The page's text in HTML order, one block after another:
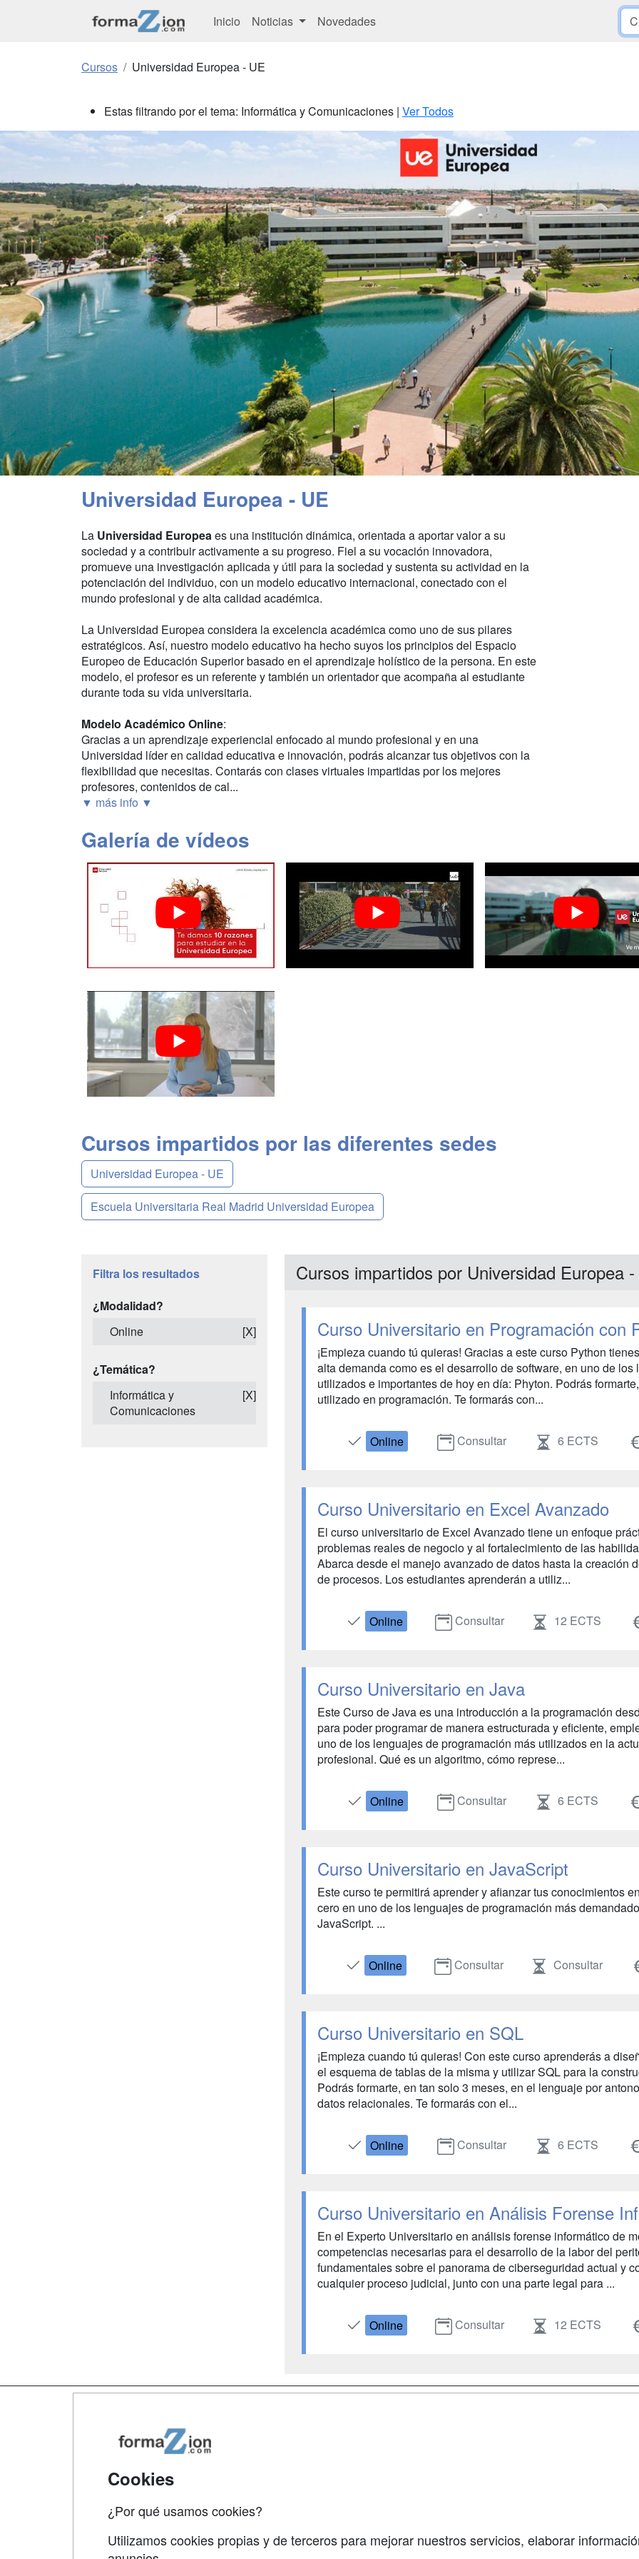
Inicio Noticias Novedades
Cursos Universidad Europea - UE
Estas filtrando por el tema: Informática y Comunicaciones | Ver Todos
Universidad Europea - UE
La Universidad Europeaes una institución dinámica, orientada a aportar valor a su
sociedad y a contribuir activamente a su progreso. Fiel a su vocación innovadora,
promueve una investigación aplicada y útil para la sociedad y sustenta su actividad en la
potenciación del individuo, con un modelo educativo internacional, conectado con el
mundo profesional y de alta calidad académica.
La Universidad Europea considera la excelencia académica como uno de sus pilares
estratégicos. Así, nuestro modelo educativo ha hecho suyos los principios del Espacio
Europeo de Educación Superior basado en el aprendizaje holístico de la persona. En este
modelo, el profesor es un referente y también un orientador que acompaña al estudiante
durante toda su vida universitaria.
Modelo Académico Online:
Gracias a un aprendizaje experiencial enfocado al mundo profesional y en una
Universidad líder en calidad educativa e innovación, podrás alcanzar tus objetivos con la
flexibilidad que necesitas. Contarás con clases virtuales impartidas por los mejores
profesores, contenidos de cal...
▼ más info ▼
Galería de vídeos
Cursos impartidos por las diferentes sedes
Universidad Europea - UE
Escuela Universitaria Real Madrid Universidad Europea
Filtra los resultados
¿Modalidad?
Online
[X]
¿Temática?
Informática y
Comunicaciones
[X]
Cursos impartidos por Universidad Europea
Curso Universitario en Programación con
¡Empieza cuando tú quieras! Gracias a este curso Python
alta demanda como es el desarrollo de software, en uno de
utilizados e importantes de hoy en día: Phyton. Podrás
utilizado en programación. Te formarás con...
Online Consultar 6 ECTS
Curso Universitario en Excel Avanzado
El curso universitario de Excel Avanzado tiene un enfoque
problemas reales de negocio y al fortalecimiento de las
Abarca desde el manejo avanzado de datos hasta la creación
de procesos. Los estudiantes aprenderán a utiliz...
Online Consultar 12 ECTS
Curso Universitario en Java
Este Curso de Java es una introducción a la programación
para poder programar de manera estructurada y eficiente,
uno de los lenguajes de programación más utilizados en la
profesional. Qué es un algoritmo, cómo represe...
Online Consultar 6 ECTS
Curso Universitario en JavaScript
Este curso te permitirá aprender y afianzar tus conocimientos
cero en uno de los lenguajes de programación más
JavaScript. ...
Online Consultar Consultar
Curso Universitario en SQL
¡Empieza cuando tú quieras! Con este curso aprenderás a
el esquema de tablas de la misma y utilizar SQL para la
Podrás formarte, en tan solo 3 meses, en el lenguaje por
datos relacionales. Te formarás con el...
Online Consultar 6 ECTS
Curso Universitario en Análisis Forense
En el Experto Universitario en análisis forense informático de
competencias necesarias para el desarrollo de la labor del
fundamentales sobre el panorama de ciberseguridad actual y
cualquier proceso judicial, junto con una parte legal para ...
Online Consultar 12 ECTS
Cookies
¿Por qué usamos cookies?
Utilizamos cookies propias y de terceros para mejorar nuestros servicios, elaborar